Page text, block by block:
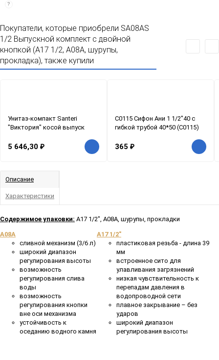
?
Покупатели, которые приобрели SA08AS
1/2 Выпускной комплект с двойной
кнопкой (А17 1/2, А08A, шурупы,
прокладка), также купили
Унитаз-компакт Santeri
"Виктория" косой выпуск
5 646,30 ₽
С0115 Сифон Ани 1 1/2"40 с
гибкой трубой 40*50 (С0115)
365 ₽
Описание
Характеристики
Содержимое упаковки: A17 1/2", A08A, шурупы, прокладки
A08A
A17 1/2"
сливной механизм (3/6 л)
широкий диапазон
регулирования высоты
возможность
регулирования слива
воды
возможность
регулирования кнопки
вне оси механизма
устойчивость к
оседанию водного камня
пластиковая резьба - длина 39
мм
встроенное сито для
улавливания загрязнений
низкая чувствительность к
перепадам давления в
водопроводной сети
плавное закрывание – без
ударов
широкий диапазон
регулирования высоты